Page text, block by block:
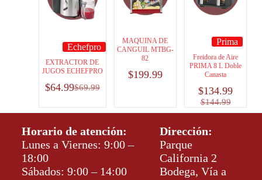
Echefpro
EXTRACTOR DE
JUGOS ECHEFPRO
$69.99
$64.99
MAQUINA DE
CANGUIL MTBG-
82
$199.99
Prima
Freidora de Aire
PRIMA 8 L Doble
Canasta
$144.99
$134.99
Horario de atención:
Lunes a Viernes: 9:00 –
18:00
Sábados: 9:00 – 14:00
Dirección:
Parque
California 2
Bodega, Vía a